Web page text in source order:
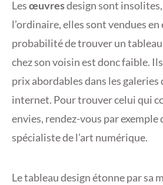
Lesœuvresdesign sont
l’ordinaire, elles sont vendues
probabilité de trouver un
chez son voisin est donc faible.
prix abordables dans les galeries
internet. Pour trouver celui qui
envies, rendez-vous par
spécialiste de l’art numérique.
Le tableau design étonne par sa